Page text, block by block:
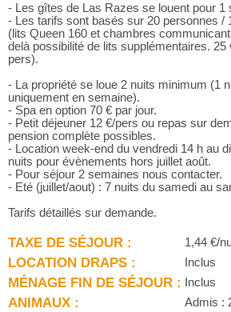
- Les gîtes de Las Razes se louent pour 1
- Les tarifs sont basés sur 20 personnes /
(lits Queen 160 et chambres
delà possibilité de lits supplémentaires.
pers).
- La propriété se loue 2 nuits minimum (1
uniquement en semaine).
- Spa en option 70 € par jour.
- Petit déjeuner 12 €/pers ou repas sur
pension complète possibles.
- Location week-end du vendredi 14 h au
nuits pour évènements hors juillet août.
- Pour séjour 2 semaines nous contacter.
- Eté (juillet/aout) : 7 nuits du samedi au
Tarifs détaillés sur demande.
TAXE DE SÉJOUR : 1,44 €/
LOCATION DRAPS : Inclus
MÉNAGE FIN DE SÉJOUR : Inclus
ANIMAUX : Admis :